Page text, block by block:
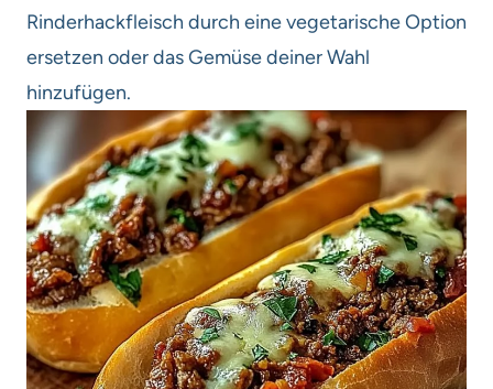
Rinderhackfleisch durch eine vegetarische Option
ersetzen oder das Gemüse deiner Wahl
hinzufügen.